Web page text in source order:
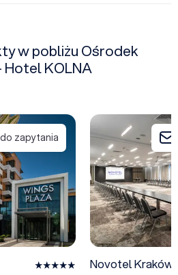
w pobliżu Ośrodek
Hotel KOLNA
zapytania
Novotel Kraków
Novotel Kraków